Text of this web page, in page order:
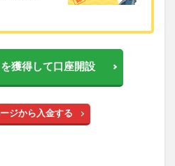
獲得して口座開設
ジから入金する